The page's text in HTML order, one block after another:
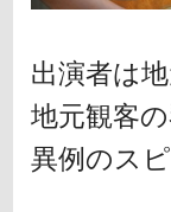
出演者は
地元観客の
異例のス